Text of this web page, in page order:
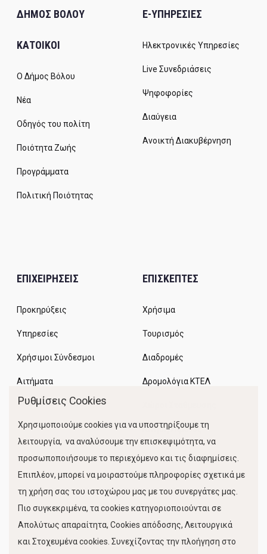
ΔΗΜΟΣ ΒΟΛΟΥ
ΚΑΤΟΙΚΟΙ
Ο Δήμος Βόλου
Νέα
Οδηγός του πολίτη
Ποιότητα Ζωής
Προγράμματα
Πολιτική Ποιότητας
E-ΥΠΗΡΕΣΙΕΣ
Ηλεκτρονικές Υπηρεσίες
Live Συνεδριάσεις
Ψηφοφορίες
Διαύγεια
Ανοικτή Διακυβέρνηση
ΕΠΙΧΕΙΡΗΣΕΙΣ
Προκηρύξεις
Υπηρεσίες
Χρήσιμοι Σύνδεσμοι
Αιτήματα
ΕΠΙΣΚΕΠΤΕΣ
Χρήσιμα
Τουρισμός
Διαδρομές
Δρομολόγια ΚΤΕΛ
Κίνηση Λιμένος
FOLLOW US
Ρυθμίσεις Cookies
Χρησιμοποιούμε cookies για να υποστηρίξουμε τη
λειτουργία, να αναλύσουμε την επισκεψιμότητα, να
προσωποποιήσουμε το περιεχόμενο και τις διαφημίσεις.
Επιπλέον, μπορεί να μοιραστούμε πληροφορίες σχετικά με
τη χρήση σας του ιστοχώρου μας με του συνεργάτες μας.
Πιο συγκεκριμένα, τα cookies κατηγοριοποιούνται σε
Απολύτως απαραίτητα, Cookies απόδοσης, Λειτουργικά
και Στοχευμένα cookies. Συνεχίζοντας την πλοήγηση στο